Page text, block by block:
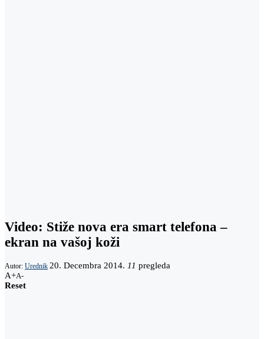
Video: Stiže nova era smart telefona –
ekran na vašoj koži
Autor: Urednik 20. Decembra 2014. 11 pregleda
A+A-
Reset